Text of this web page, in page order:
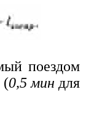
поездом
(0,5 мин для